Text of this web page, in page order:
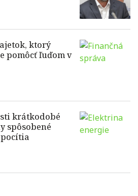
ktorý
pomôcť ľuďom v
krátkodobé
spôsobené